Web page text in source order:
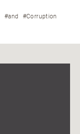
#and #Corruption